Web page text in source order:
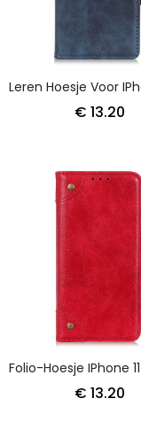
€ 13.20
€ 13.20